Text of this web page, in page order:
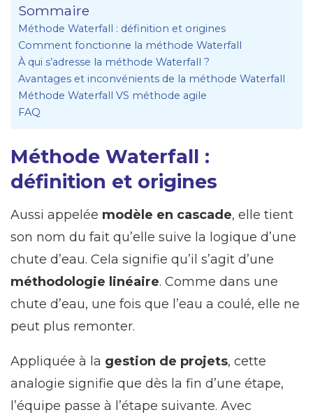
Sommaire
Méthode Waterfall : définition et origines
Comment fonctionne la méthode Waterfall
À qui s’adresse la méthode Waterfall ?
Avantages et inconvénients de la méthode Waterfall
Méthode Waterfall VS méthode agile
FAQ
Méthode Waterfall :
définition et origines
Aussi appelée modèle en cascade, elle tient
son nom du fait qu’elle suive la logique d’une
chute d’eau. Cela signifie qu’il s’agit d’une
méthodologie linéaire. Comme dans une
chute d’eau, une fois que l’eau a coulé, elle ne
peut plus remonter.
Appliquée à la gestion de projets, cette
analogie signifie que dès la fin d’une étape,
l’équipe passe à l’étape suivante. Avec